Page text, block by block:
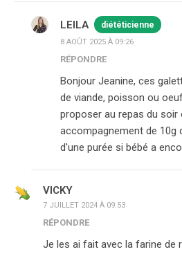
LEILA diététicienne
8 AOÛT 2025 À 09:26
RÉPONDRE
Bonjour Jeanine, ces
de viande, poisson ou
proposer au repas du soir
accompagnement de 10g
d'une purée si bébé a
VICKY
7 JUILLET 2024 À 09:53
RÉPONDRE
Je les ai fait avec la farine de